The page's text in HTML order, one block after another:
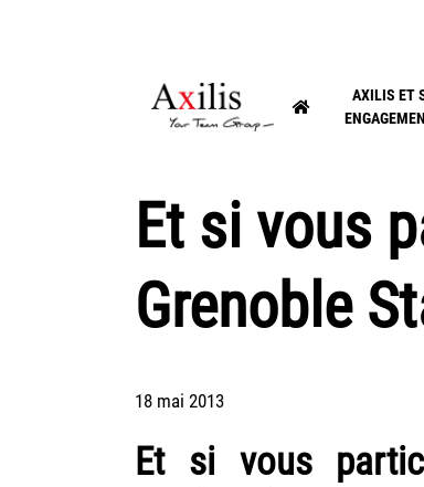
AXILIS ET
Et si vous
Grenoble
18 mai 2013
Et si vous